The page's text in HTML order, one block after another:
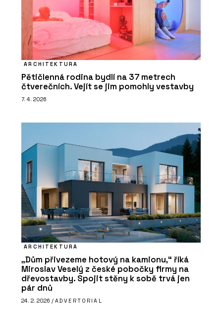
ARCHITEKTURA
Pětičlenná rodina bydlí na 37 metrech
čtverečních. Vejít se jim pomohly vestavby
7. 4. 2026
ARCHITEKTURA
„Dům přivezeme hotový na kamionu,“ říká
Miroslav Veselý z české pobočky firmy na
dřevostavby. Spojit stěny k sobě trvá jen
pár dnů
24. 2. 2026 / ADVERTORIAL